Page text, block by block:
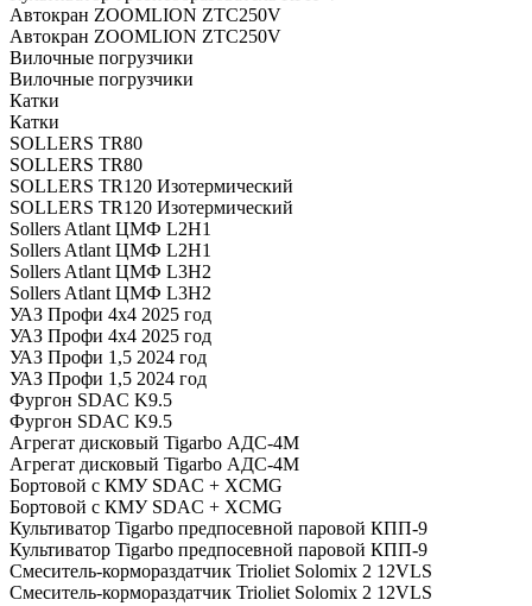
Автокран ZOOMLION ZTC250V
Автокран ZOOMLION ZTC250V
Вилочные погрузчики
Вилочные погрузчики
Катки
Катки
SOLLERS TR80
SOLLERS TR80
SOLLERS TR120 Изотермический
SOLLERS TR120 Изотермический
Sollers Atlant ЦМФ L2H1
Sollers Atlant ЦМФ L2H1
Sollers Atlant ЦМФ L3H2
Sollers Atlant ЦМФ L3H2
УАЗ Профи 4х4 2025 год
УАЗ Профи 4х4 2025 год
УАЗ Профи 1,5 2024 год
УАЗ Профи 1,5 2024 год
Фургон SDAC K9.5
Фургон SDAC K9.5
Агрегат дисковый Tigarbo АДС-4M
Агрегат дисковый Tigarbo АДС-4M
Бортовой с КМУ SDAC + XCMG
Бортовой с КМУ SDAC + XCMG
Культиватор Tigarbo предпосевной паровой КПП-9
Культиватор Tigarbo предпосевной паровой КПП-9
Смеситель-кормораздатчик Trioliet Solomix 2 12VLS
Смеситель-кормораздатчик Trioliet Solomix 2 12VLS